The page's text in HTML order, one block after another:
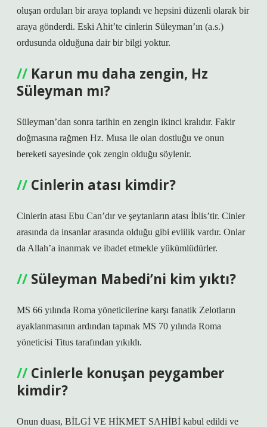
oluşan orduları bir araya toplandı ve hepsini düzenli olarak bir
araya gönderdi. Eski Ahit’te cinlerin Süleyman’ın (a.s.)
ordusunda olduğuna dair bir bilgi yoktur.
Karun mu daha zengin, Hz
Süleyman mı?
Süleyman’dan sonra tarihin en zengin ikinci kralıdır. Fakir
doğmasına rağmen Hz. Musa ile olan dostluğu ve onun
bereketi sayesinde çok zengin olduğu söylenir.
Cinlerin atası kimdir?
Cinlerin atası Ebu Can’dır ve şeytanların atası İblis’tir. Cinler
arasında da insanlar arasında olduğu gibi evlilik vardır. Onlar
da Allah’a inanmak ve ibadet etmekle yükümlüdürler.
Süleyman Mabedi’ni kim yıktı?
MS 66 yılında Roma yöneticilerine karşı fanatik Zelotların
ayaklanmasının ardından tapınak MS 70 yılında Roma
yöneticisi Titus tarafından yıkıldı.
Cinlerle konuşan peygamber
kimdir?
Onun duası, BİLGİ VE HİKMET SAHİBİ kabul edildi ve